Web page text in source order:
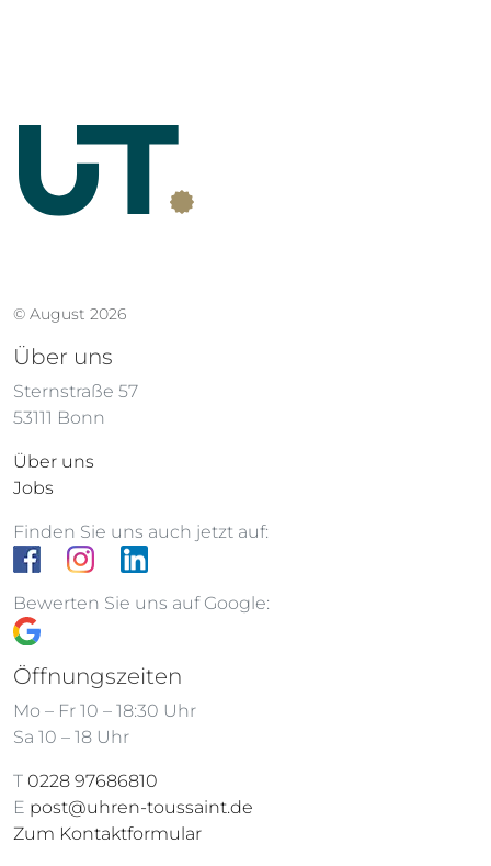
© August 2026
Über uns
Sternstraße 57
53111 Bonn
Über uns
Jobs
Finden Sie uns auch jetzt auf:
Bewerten Sie uns auf Google:
Öffnungszeiten
Mo – Fr 10 – 18:30 Uhr
Sa 10 – 18 Uhr
T 0228 97686810
E post@uhren-toussaint.de
Zum Kontaktformular